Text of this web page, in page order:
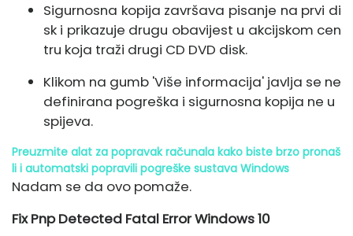
Sigurnosna kopija završava pisanje na prvi di
sk i prikazuje drugu obavijest u akcijskom cen
tru koja traži drugi CD DVD disk.
Klikom na gumb 'Više informacija' javlja se ne
definirana pogreška i sigurnosna kopija ne u
spijeva.
Preuzmite alat za popravak računala kako biste brzo pronaš
li i automatski popravili pogreške sustava Windows
Nadam se da ovo pomaže.
Fix Pnp Detected Fatal Error Windows 10